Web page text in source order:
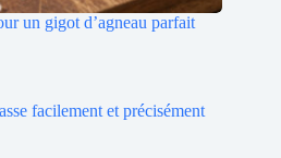
un gigot d’agneau parfait
facilement et précisément